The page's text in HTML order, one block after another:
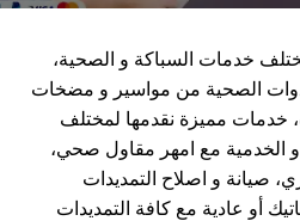
خدمات السباكة و الصحية،
الصحية من مواسير و مضخات
خدمات مميزة نقدمها لمختلف
و الخدمية مع امهر مقاول صحي،
صيانة و اصلاح التمديدات
أو عادية مع كافة التمديدات